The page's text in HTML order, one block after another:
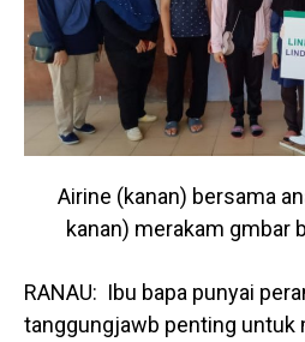
Airine (kanan) bersama
kanan) merakam gmbar
RANAU: Ibu bapa punyai
tanggungjawb penting untuk